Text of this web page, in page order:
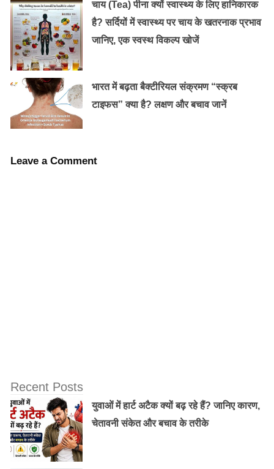
मुंह के छाले होने के कारण और ईलाज!
कोलेस्‍ट्रॉल और ट्रांसफैट से रहित :
कोलेस्ट्रॉल और ट्रांसफैट दोनो ही वजन को बढ़ाने वाले कारक होते
ट्रांसफैटनहीं होता। इसमें सभी प्रकार के न्यूट्रीएंट्स पाए जाते
ये भी पढ़ें :दुबले-पतले होने के कारण अगर आप भी शर्मिंदा हैं, तो
अपनाएं ये खास घरेलू नुस्खे…..
संतुलित करे डायट :
चाय (Tea) पीना क्यों स्वास्थ्य के लिए हानिकारक
है? सर्दियों में स्वास्थ्य पर चाय के खतरनाक प्रभाव
जानिए, एक स्वस्थ विकल्प खोजें
भारत में बढ़ता बैक्टीरियल संक्रमण “स्क्रब
टाइफस” क्या है? लक्षण और बचाव जानें
Leave a Comment
Recent Posts
युवाओं में हार्ट अटैक क्यों बढ़ रहे हैं? जानिए कारण,
चेतावनी संकेत और बचाव के तरीके